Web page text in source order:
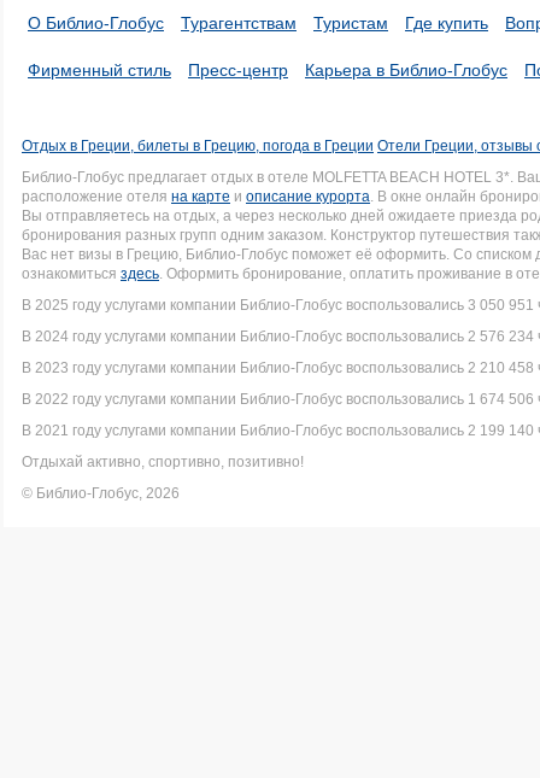
О Библио-Глобус Турагентствам Туристам Где купить
Фирменный стиль Пресс-центр Карьера в Библио-Глобус
Отдых в Греции, билеты в Грецию, погода в Греции Отели Греции, отзывы
Библио-Глобус предлагает отдых в отеле MOLFETTA BEACH HOTEL
расположение отеля на карте и описание курорта. В окне онлайн
Вы отправляетесь на отдых, а через несколько дней ожидаете приезда
бронирования разных групп одним заказом. Конструктор путешествия
Вас нет визы в Грецию, Библио-Глобус поможет её оформить. Со
ознакомиться здесь. Оформить бронирование, оплатить проживание в
В 2025 году услугами компании Библио-Глобус воспользовались 3 050 951
В 2024 году услугами компании Библио-Глобус воспользовались 2 576 234
В 2023 году услугами компании Библио-Глобус воспользовались 2 210 458
В 2022 году услугами компании Библио-Глобус воспользовались 1 674 506
В 2021 году услугами компании Библио-Глобус воспользовались 2 199 140
Отдыхай активно, спортивно, позитивно!
© Библио-Глобус, 2026